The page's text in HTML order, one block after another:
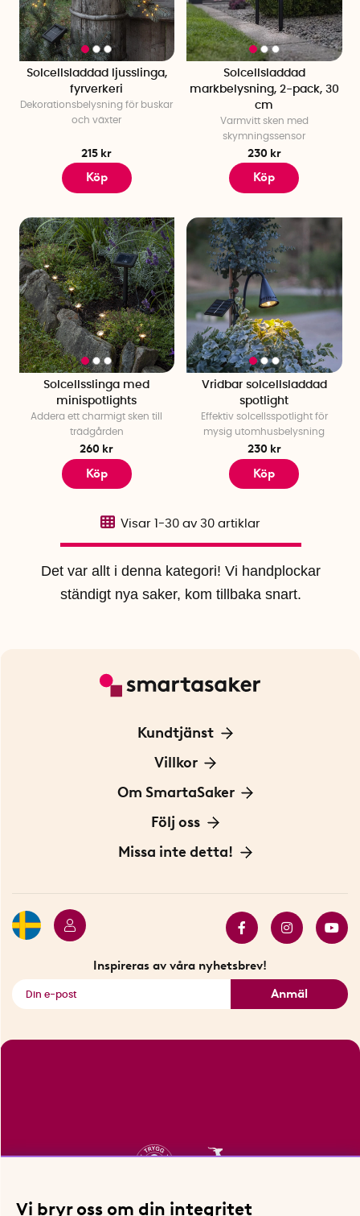
Solcellsladdad ljusslinga,
fyrverkeri
Dekorationsbelysning för buskar
och växter
215 kr
Köp
Solcellsladdad
markbelysning, 2-pack, 30
cm
Varmvitt sken med
skymningssensor
230 kr
Köp
Solcellsslinga med
minispotlights
Addera ett charmigt sken till
trädgården
260 kr
Köp
Vridbar solcellsladdad
spotlight
Effektiv solcellsspotlight för
mysig utomhusbelysning
230 kr
Köp
Det var allt i denna kategori! Vi handplockar
ständigt nya saker, kom tillbaka snart.
Visar 1-30 av 30 artiklar
Kundtjänst
Kontakta oss
För Företag
Villkor
Frakt och leverans
Personuppgiftspolicy
Om SmartaSaker
Om oss
Vår historia
Följ oss
Blogg: Smarta tips
Missa inte detta!
Fyndhörnan
Inspireras av våra nyhetsbrev!
Anmäl
Vi bryr oss om din integritet